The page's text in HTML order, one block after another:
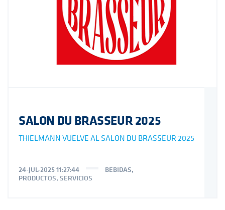
SALON DU BRASSEUR 2025
THIELMANN VUELVE AL SALON DU BRASSEUR 2025
24-JUL-2025 11:27:44 BEBIDAS,
PRODUCTOS, SERVICIOS